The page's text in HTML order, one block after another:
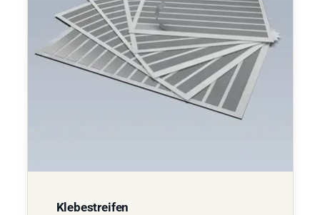
Klebestreifen